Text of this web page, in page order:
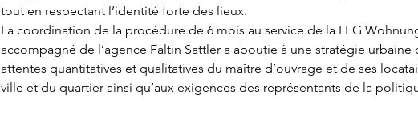
tout en respectant l’identité forte des lieux.
La coordination de la procédure de 6 mois au service de la LEG
accompagné de l’agence Faltin Sattler a aboutie à une stratégie
attentes quantitatives et qualitatives du maître d’ouvrage et de ses
ville et du quartier ainsi qu’aux exigences des représentants de la